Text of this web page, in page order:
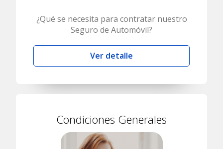
¿Qué se necesita para contratar nuestro
Seguro de Automóvil?
Ver detalle
Condiciones Generales